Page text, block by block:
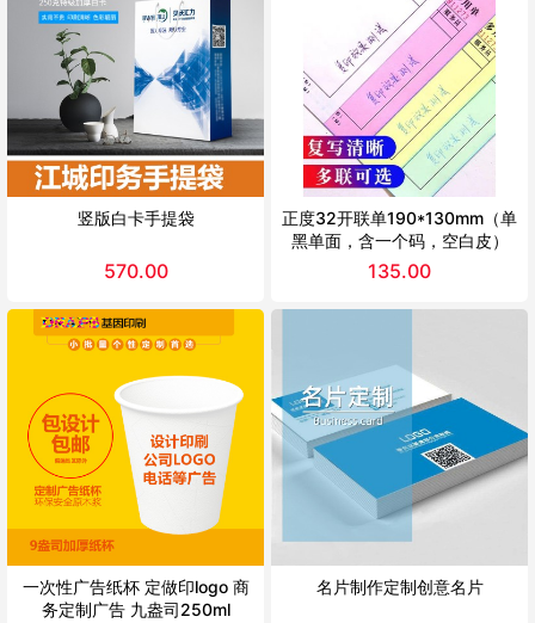
竖版白卡手提袋
570.00
正度32开联单190*130mm（单
黑单面，含一个码，空白皮）
135.00
一次性广告纸杯 定做印logo 商
务定制广告 九盎司250ml
名片制作定制创意名片